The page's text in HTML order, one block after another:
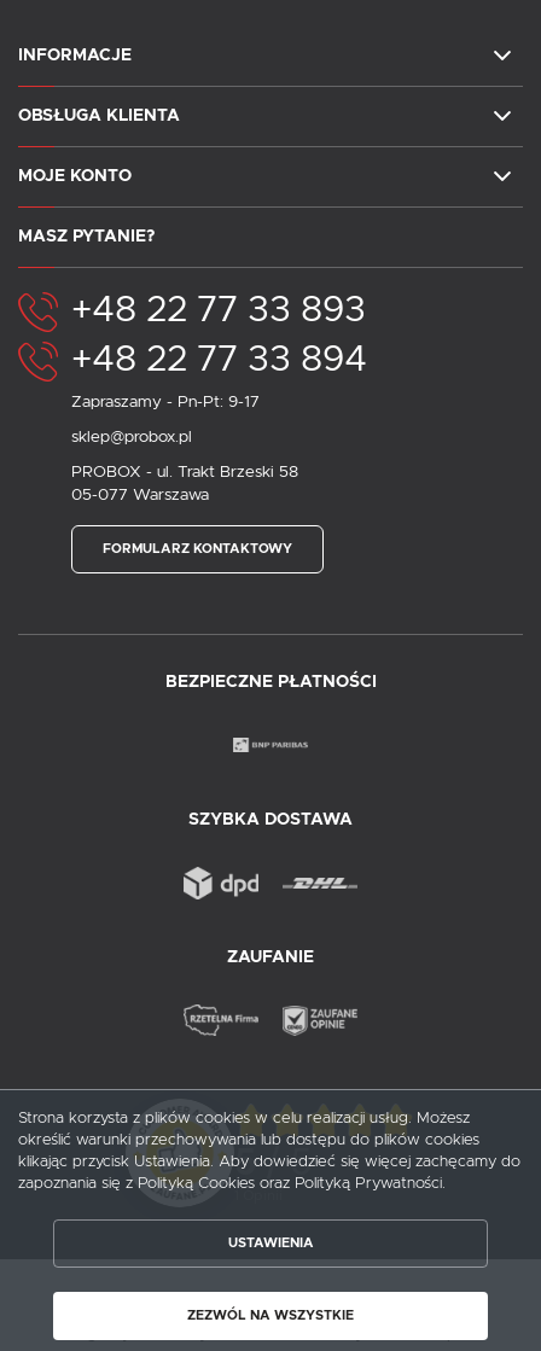
INFORMACJE
OBSŁUGA KLIENTA
MOJE KONTO
MASZ PYTANIE?
+48 22 77 33 893
+48 22 77 33 894
Zapraszamy - Pn-Pt: 9-17
sklep@probox.pl
PROBOX - ul. Trakt Brzeski 58
05-077 Warszawa
FORMULARZ KONTAKTOWY
BEZPIECZNE PŁATNOŚCI
SZYBKA DOSTAWA
ZAUFANIE
5/ 5
Copyright by probox.pl
Strona korzysta z plików cookies w celu realizacji usług. Możesz
określić warunki przechowywania lub dostępu do plików cookies
klikając przycisk Ustawienia. Aby dowiedzieć się więcej zachęcamy do
zapoznania się z Polityką Cookies oraz Polityką Prywatności.
USTAWIENIA
ZEZWÓL NA WSZYSTKIE
ZEZWÓL NA WSZYSTKIE